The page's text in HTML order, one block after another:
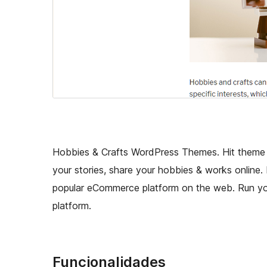
Hobbies & Crafts WordPress Themes. Hit
your stories, share your hobbies & works
popular eCommerce platform on the web. Run
platform.
Funcionalidades